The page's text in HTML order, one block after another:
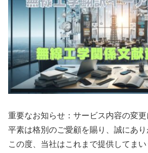
重要なお知らせ：サービス内容の変更
平素は格別のご愛顧を賜り、誠にあり
この度、当社はこれまで提供してま